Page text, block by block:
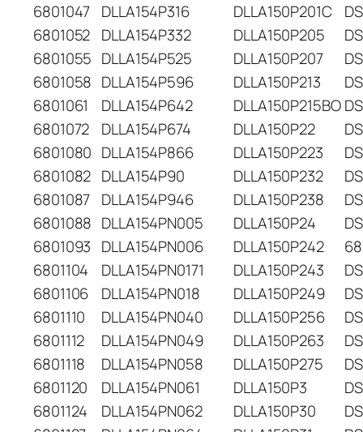
6801047 DLLA154P316 DLLA150P201C
6801052 DLLA154P332 DLLA150P205
6801055 DLLA154P525 DLLA150P207
6801058 DLLA154P596 DLLA150P213
6801061
DLLA154P642 DLLA150P215BO
6801072
DLLA154P674 DLLA150P22
6801080 DLLA154P866 DLLA150P223
6801082 DLLA154P90 DLLA150P232
6801087 DLLA154P946 DLLA150P238
6801088 DLLA154PN005 DLLA150P24
6801093 DLLA154PN006 DLLA150P242
6801104
DLLA154PN0171 DLLA150P243
6801106
DLLA154PN018 DLLA150P249
6801110
DLLA154PN040 DLLA150P256
6801112
DLLA154PN049 DLLA150P263
6801118
DLLA154PN058 DLLA150P275
6801120
DLLA154PN061 DLLA150P3
6801124
DLLA154PN062 DLLA150P30